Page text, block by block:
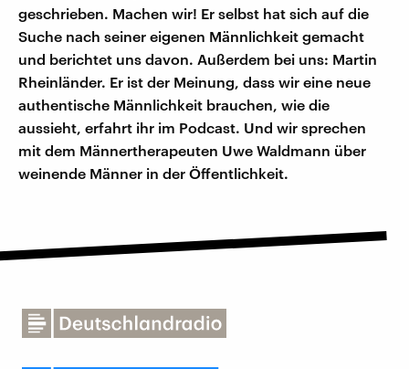
geschrieben. Machen wir! Er selbst hat sich auf die
Suche nach seiner eigenen Männlichkeit gemacht
und berichtet uns davon. Außerdem bei uns: Martin
Rheinländer. Er ist der Meinung, dass wir eine neue
authentische Männlichkeit brauchen, wie die
aussieht, erfahrt ihr im Podcast. Und wir sprechen
mit dem Männertherapeuten Uwe Waldmann über
weinende Männer in der Öffentlichkeit.